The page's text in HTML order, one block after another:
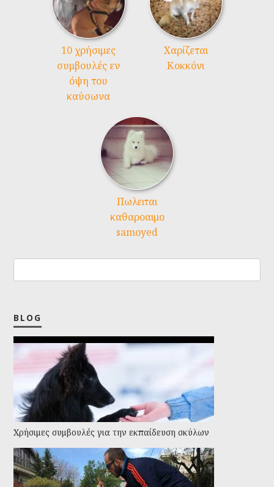
10 χρήσιμες
συμβουλές εν
όψη του
καύσωνα
Χαρίζεται
Κοκκόνι
Πωλειται
καθαροαιμο
samoyed
BLOG
Χρήσιμες συμβουλές για την εκπαίδευση σκύλων